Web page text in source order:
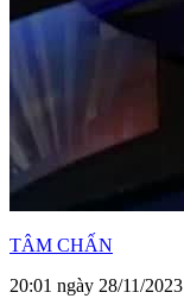
TÂM CHẤN
20:01 ngày 28/11/2023